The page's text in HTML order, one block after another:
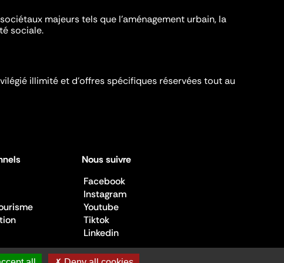
majeurs tels que l'aménagement urbain, la
sociale.
illimité et d’offres spécifiques réservées tout au
Nous suivre
Facebook
Instagram
Youtube
Tiktok
Linkedin